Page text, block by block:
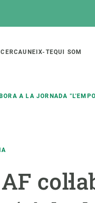
UNEIX-TEQUI SOM
A LA JORNADA
Biodiversitat